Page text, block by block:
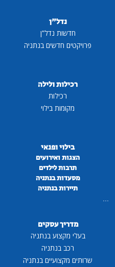
נדל"ן
חדשות נדל"ן
פרויקטים חדשים בנתניה
רכילות ולילה
רכילות
מקומות בילוי
בילוי ופנאי
הצגות ואירועים
תרבות לילדים
מסעדות בנתניה
תיירות בנתניה
...
מדריך עסקים
בעלי מקצוע בנתניה
רכב בנתניה
שרותים מקצועיים בנתניה